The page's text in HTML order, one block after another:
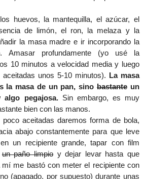
huevos, la mantequilla, el azúcar, el
de limón, el ron, la melaza y la
la masa madre e ir incorporando la
Amasar profundamente (yo usé la
10 minutos a velocidad media y luego
unos 5-10 minutos).
La masa
la masa de un pan, sinobastante un
algo pegajosa. Sin embargo, es muy
bien con las manos.
aceitadas daremos forma de bola,
abajo constantemente para que leve
un recipiente grande, tapar con film
un paño limpio y dejar levar hasta que
mí me bastó con meter el recipiente con
(apagado, por supuesto) durante unas